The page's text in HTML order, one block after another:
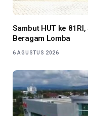
Sambut HUT ke
Beragam Lomba
6 AGUSTUS 2026